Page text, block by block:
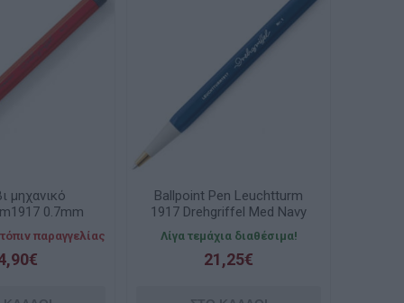
μηχανικό
0.7mm
No2 Red
παραγγελίας
Ballpoint Pen Leuchtturm
1917 Drehgriffel Med Navy
Λίγα τεμάχια διαθέσιμα!
21,25€